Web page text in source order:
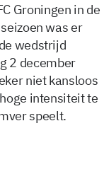
Groningen in de
was er
wedstrijd
2 december
niet kansloos
intensiteit te
speelt.